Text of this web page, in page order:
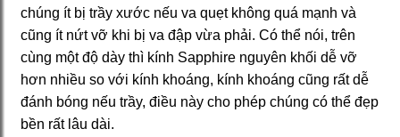
chúng ít bị trầy xước nếu va quẹt không quá mạnh và
cũng ít nứt vỡ khi bị va đập vừa phải. Có thể nói, trên
cùng một độ dày thì kính Sapphire nguyên khối dễ vỡ
hơn nhiều so với kính khoáng, kính khoáng cũng rất dễ
đánh bóng nếu trầy, điều này cho phép chúng có thể đẹp
bền rất lâu dài.